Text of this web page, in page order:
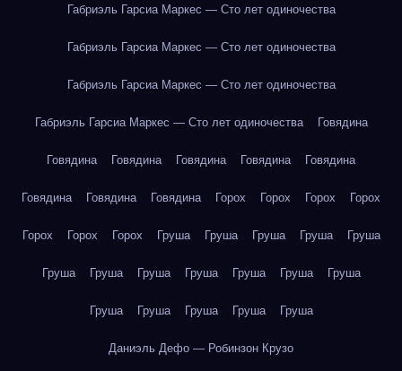
Габриэль Гарсиа Маркес — Сто лет одиночества
Габриэль Гарсиа Маркес — Сто лет одиночества
Габриэль Гарсиа Маркес — Сто лет одиночества
Габриэль Гарсиа Маркес — Сто лет одиночества Говядина
Говядина Говядина Говядина Говядина Говядина
Говядина Говядина Говядина Горох Горох Горох Горох
Горох Горох Горох Груша Груша Груша Груша Груша
Груша Груша Груша Груша Груша Груша Груша
Груша Груша Груша Груша Груша
Даниэль Дефо — Робинзон Крузо